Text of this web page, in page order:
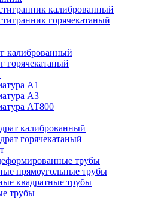
калиброванный
горячекатаный
калиброванный
горячекатаный
А1
А3
АТ800
калиброванный
горячекатаный
трубы
прямоугольные трубы
квадратные трубы
трубы